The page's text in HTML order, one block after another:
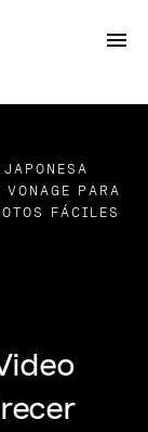
PARA
FÁCILES